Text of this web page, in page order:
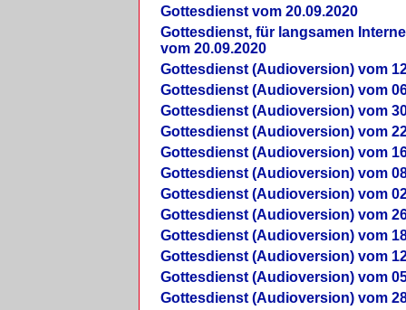
Gottesdienst vom 20.09.2020
Gottesdienst, für langsamen
vom 20.09.2020
Gottesdienst (Audioversion) vom
Gottesdienst (Audioversion) vom
Gottesdienst (Audioversion) vom
Gottesdienst (Audioversion) vom
Gottesdienst (Audioversion) vom
Gottesdienst (Audioversion) vom
Gottesdienst (Audioversion) vom
Gottesdienst (Audioversion) vom
Gottesdienst (Audioversion) vom
Gottesdienst (Audioversion) vom
Gottesdienst (Audioversion) vom
Gottesdienst (Audioversion) vom